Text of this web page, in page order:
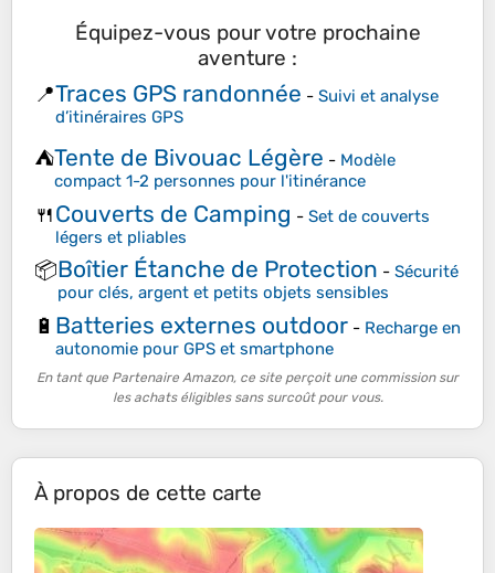
Équipez-vous pour votre prochaine
aventure :
📍Traces GPS randonnée - Suivi et analyse
d’itinéraires GPS
⛺Tente de Bivouac Légère - Modèle
compact 1-2 personnes pour l'itinérance
🍴Couverts de Camping - Set de couverts
légers et pliables
📦Boîtier Étanche de Protection - Sécurité
pour clés, argent et petits objets sensibles
🔋 Batteries externes outdoor - Recharge en
autonomie pour GPS et smartphone
En tant que Partenaire Amazon, ce site perçoit une commission sur
les achats éligibles sans surcoût pour vous.
À propos de cette carte